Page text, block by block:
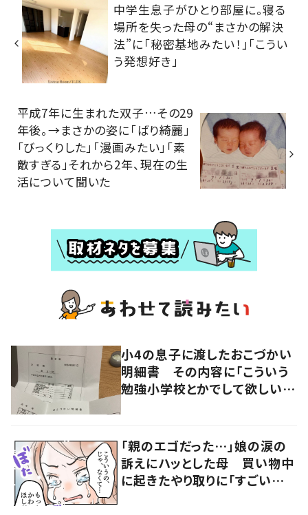
中学生息子がひとり部屋に。寝る
場所を失った母の“まさかの解決
法”に「秘密基地みたい！」「こうい
う発想好き」
平成7年に生まれた双子…その29
年後。→まさかの姿に「ばり綺麗」
「びっくりした」「漫画みたい」「素
敵すぎる」それから2年、現在の生
活について聞いた
小4の息子に渡したおこづかい
明細書 その内容に「こういう
勉強小学校とかでして欲しい」
「親のエゴだった…」娘の涙の
訴えにハッとした母 買い物中
に起きたやり取りに「すごい分